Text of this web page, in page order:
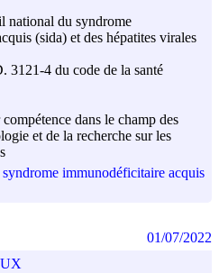
national du syndrome
(sida) et des hépatites virales
3121-4 du code de la santé
dans le champ des
et de la recherche sur les
immunodéficitaire acquis
01/07/2022